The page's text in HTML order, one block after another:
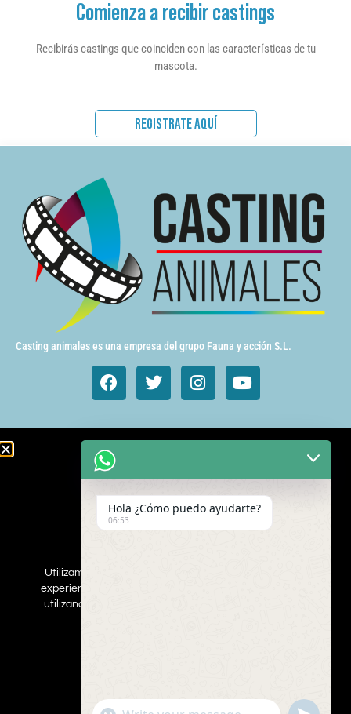
Comienza a recibir castings
Recibirás castings que coinciden con las características de tu
mascota.
REGISTRATE AQUÍ
Casting animales es una empresa del grupo Fauna y acción S.L.
Animales de cine y TV
Gatos
Mamímeros Exóticos
Hola ¿Cómo puedo ayudarte?
06:53
Utilizamos cookies para asegurar que damos la mejor
experiencia al usuario en nuestro sitio web. Si continúa
utilizando este sitio asumiremos que está de acuerdo.